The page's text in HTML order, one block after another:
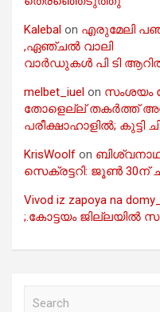
Kalebal on എരുമേലി
,ഏഞ്ചൽ വാലി
വാർഡുകൾ പി ടി ആറിൽ
melbet_iuel on സംശയം
തോളെല്ല് തകർത്ത്
പരീക്ഷാഹാളിൽ; കുട്ടി
KrisWoolf on
സെക്രട്ടറി: ജൂൺ
Vivod iz zapoya na
;.കോട്ടയം ജില്ലയിൽ